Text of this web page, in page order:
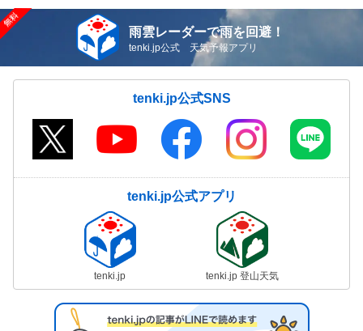
雨雲レーダーで雨を回避！
tenki.jp公式 天気予報アプリ
tenki.jp公式SNS
tenki.jp公式アプリ
tenki.jp tenki.jp 登山天気